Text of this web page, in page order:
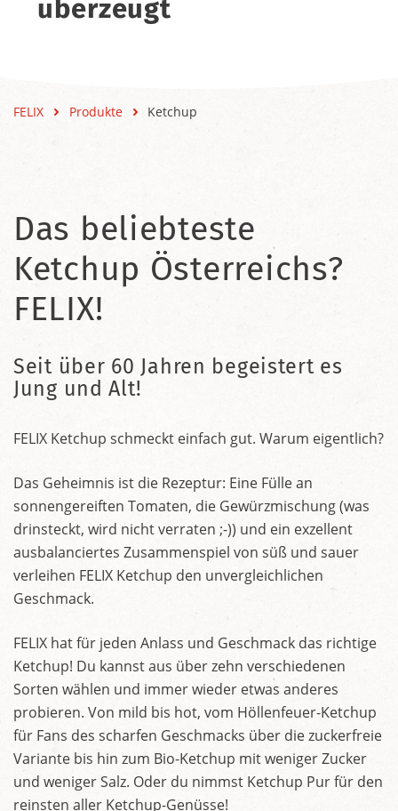
überzeugt
FELIX Produkte Ketchup
Das beliebteste
Ketchup Österreichs?
FELIX!
Seit über 60 Jahren begeistert es
Jung und Alt!
FELIX Ketchup schmeckt einfach gut. Warum eigentlich?
Das Geheimnis ist die Rezeptur: Eine Fülle an
sonnengereiften Tomaten, die Gewürzmischung (was
drinsteckt, wird nicht verraten ;-)) und ein exzellent
ausbalanciertes Zusammenspiel von süß und sauer
verleihen FELIX Ketchup den unvergleichlichen
Geschmack.
FELIX hat für jeden Anlass und Geschmack das richtige
Ketchup! Du kannst aus über zehn verschiedenen
Sorten wählen und immer wieder etwas anderes
probieren. Von mild bis hot, vom Höllenfeuer-Ketchup
für Fans des scharfen Geschmacks über die zuckerfreie
Variante bis hin zum Bio-Ketchup mit weniger Zucker
und weniger Salz. Oder du nimmst Ketchup Pur für den
reinsten aller Ketchup-Genüsse!